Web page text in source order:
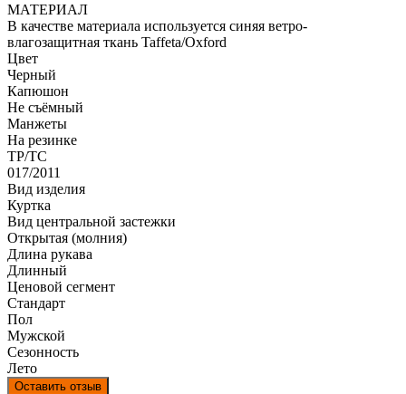
МАТЕРИАЛ
В качестве материала используется синяя ветро-
влагозащитная ткань Taffeta/Oxford
Цвет
Черный
Капюшон
Не съёмный
Манжеты
На резинке
ТР/ТС
017/2011
Вид изделия
Куртка
Вид центральной застежки
Открытая (молния)
Длина рукава
Длинный
Ценовой сегмент
Стандарт
Пол
Мужской
Сезонность
Лето
Оставить отзыв